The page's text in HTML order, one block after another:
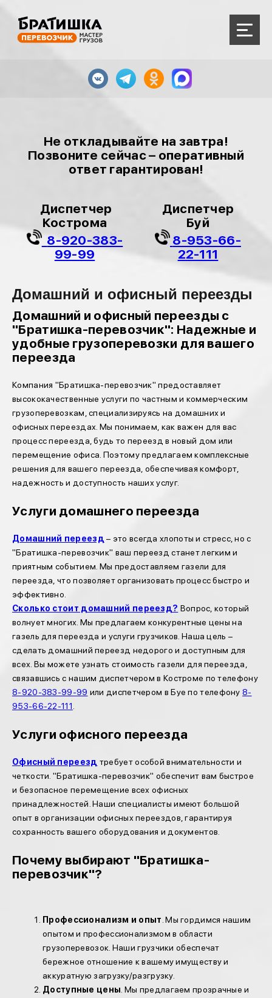
Не откладывайте на завтра!
Позвоните сейчас – оперативный
ответ гарантирован!
Диспетчер
Кострома
8-920-383-
99-99
Диспетчер
Буй
8-953-66-
22-111
Домашний и офисный переезды
Домашний и офисный переезды с
"Братишка-перевозчик": Надежные и
удобные грузоперевозки для вашего
переезда
Компания "Братишка-перевозчик" предоставляет
высококачественные услуги по частным и коммерческим
грузоперевозкам, специализируясь на домашних и
офисных переездах. Мы понимаем, как важен для вас
процесс переезда, будь то переезд в новый дом или
перемещение офиса. Поэтому предлагаем комплексные
решения для вашего переезда, обеспечивая комфорт,
надежность и доступность наших услуг.
Услуги домашнего переезда
Домашний переезд – это всегда хлопоты и стресс, но с
"Братишка-перевозчик" ваш переезд станет легким и
приятным событием. Мы предоставляем газели для
переезда, что позволяет организовать процесс быстро и
эффективно.
Сколько стоит домашний переезд? Вопрос, который
волнует многих. Мы предлагаем конкурентные цены на
газель для переезда и услуги грузчиков. Наша цель –
сделать домашний переезд недорого и доступным для
всех. Вы можете узнать стоимость газели для переезда,
связавшись с нашим диспетчером в Костроме по телефону
8-920-383-99-99 или диспетчером в Буе по телефону8-
953-66-22-111
Услуги офисного переезда
Офисный переезд требует особой внимательности и
четкости. "Братишка-перевозчик" обеспечит вам быстрое
и безопасное перемещение всех офисных
принадлежностей. Наши специалисты имеют большой
опыт в организации офисных переездов, гарантируя
сохранность вашего оборудования и документов.
Почему выбирают "Братишка-
перевозчик"?
Профессионализм и опыт . Мы гордимся нашим
опытом и профессионализмом в области
грузоперевозок. Наши грузчики обеспечат
бережное отношение к вашему имуществу и
аккуратную загрузку/разгрузку.
Доступные цены . Мы предлагаем прозрачные и